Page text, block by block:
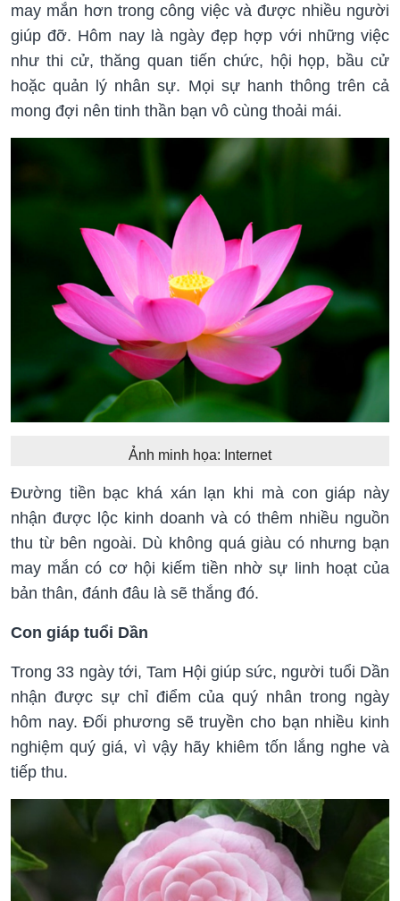
may mắn hơn trong công việc và được nhiều người
giúp đỡ. Hôm nay là ngày đẹp hợp với những việc
như thi cử, thăng quan tiến chức, hội họp, bầu cử
hoặc quản lý nhân sự. Mọi sự hanh thông trên cả
mong đợi nên tinh thần bạn vô cùng thoải mái.
Ảnh minh họa: Internet
Đường tiền bạc khá xán lạn khi mà con giáp này
nhận được lộc kinh doanh và có thêm nhiều nguồn
thu từ bên ngoài. Dù không quá giàu có nhưng bạn
may mắn có cơ hội kiếm tiền nhờ sự linh hoạt của
bản thân, đánh đâu là sẽ thắng đó.
Con giáp tuổi Dần
Trong 33 ngày tới, Tam Hội giúp sức, người tuổi Dần
nhận được sự chỉ điểm của quý nhân trong ngày
hôm nay. Đối phương sẽ truyền cho bạn nhiều kinh
nghiệm quý giá, vì vậy hãy khiêm tốn lắng nghe và
tiếp thu.